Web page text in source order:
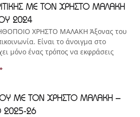
ΜΕ ΤΟΝ ΧΡΗΣΤΟ ΜΑΛΑΚΗ
2024
ΧΡΗΣΤΟ ΜΑΛΑΚΗ Άξονας του
Είναι το άνοιγμα στο
μόνο ένας τρόπος να εκφράσεις
ΜΕ ΤΟΝ ΧΡΗΣΤΟ ΜΑΛΑΚΗ –
2025-26